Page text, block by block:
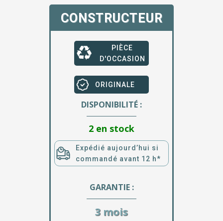
CONSTRUCTEUR
PIÈCE
D'OCCASION
ORIGINALE
DISPONIBILITÉ :
2 en stock
Expédié aujourd’hui si
commandé avant 12 h*
GARANTIE :
3 mois